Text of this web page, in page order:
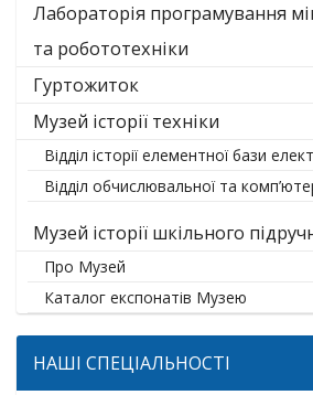
Лабораторія програмування
та робототехніки
Гуртожиток
Музей історії техніки
Відділ історії елементної бази
Відділ обчислювальної та
Музей історії шкільного
Про Музей
Каталог експонатів Музею
НАШІ СПЕЦІАЛЬНОСТІ